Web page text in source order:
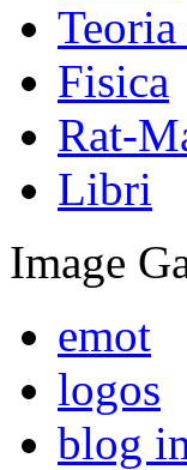
Fisica
Rat-
Libri
Image
emot
logos
blog